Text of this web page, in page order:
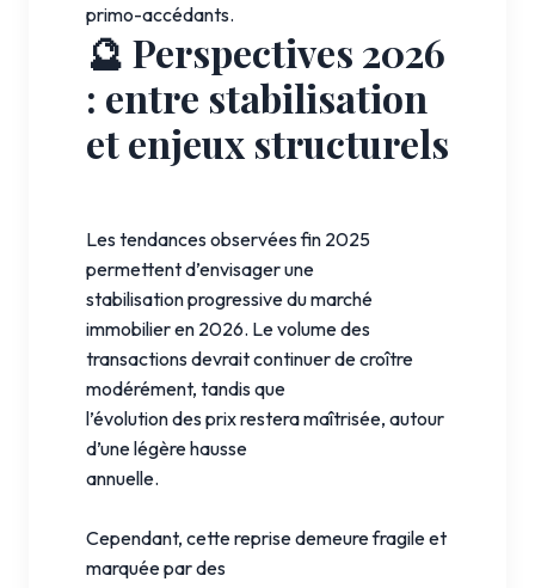
primo-accédants.
🔮 Perspectives 2026
: entre stabilisation
et enjeux structurels
Les tendances observées fin 2025
permettent d’envisager une
stabilisation progressive du marché
immobilier en 2026. Le volume des
transactions devrait continuer de croître
modérément, tandis que
l’évolution des prix restera maîtrisée, autour
d’une légère hausse
annuelle.
Cependant, cette reprise demeure fragile et
marquée par des